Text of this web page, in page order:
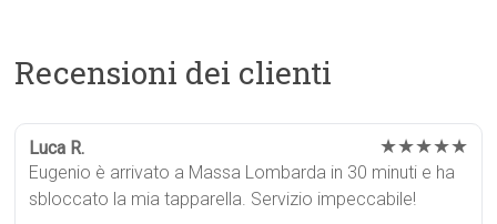
Recensioni dei clienti
Luca R. ★★★★★
Eugenio è arrivato a Massa Lombarda in 30 minuti e ha
sbloccato la mia tapparella. Servizio impeccabile!